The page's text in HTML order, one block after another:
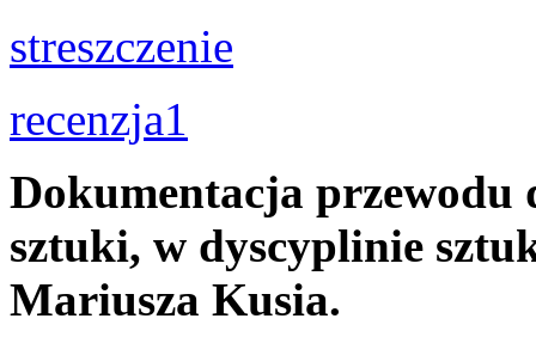
streszczenie
recenzja1
Dokumentacja przewodu
sztuki, w dyscyplinie
Mariusza Kusia.